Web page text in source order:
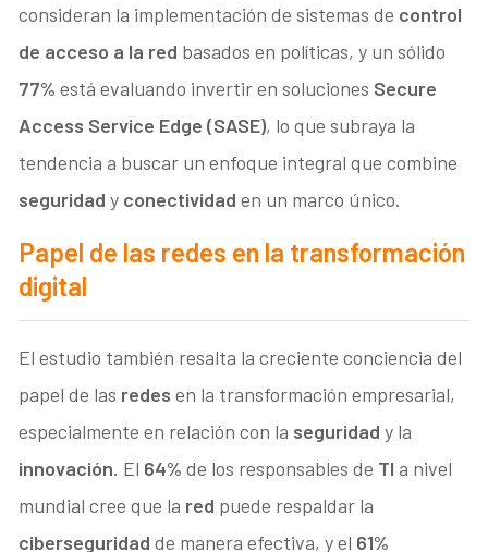
consideran la implementación de sistemas de control
de acceso a la red basados en políticas, y un sólido
77% está evaluando invertir en soluciones Secure
Access Service Edge (SASE), lo que subraya la
tendencia a buscar un enfoque integral que combine
seguridad y conectividad en un marco único.
Papel de las redes en la transformación
digital
El estudio también resalta la creciente conciencia del
papel de las redes en la transformación empresarial,
especialmente en relación con la seguridad y la
innovación. El 64% de los responsables de TI a nivel
mundial cree que la red puede respaldar la
ciberseguridad de manera efectiva, y el 61%